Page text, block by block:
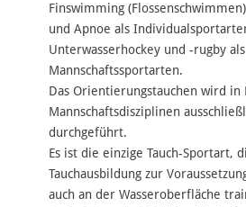
Finswimming (Flossenschwimmen)
und Apnoe als
Unterwasserhockey und -rugby als
Mannschaftssportarten.
Das Orientierungstauchen wird in
Mannschaftsdisziplinen
durchgeführt.
Es ist die einzige Tauch-Sportart,
Tauchausbildung zur
auch an der Wasseroberfläche